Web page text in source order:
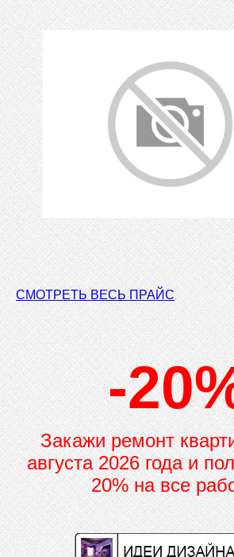
СМОТРЕТЬ ВЕСЬ ПРАЙС
-
Закажи ремонт
августа 2026 года и
20% на все